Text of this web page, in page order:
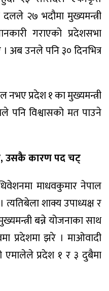
२७ भदौमा मुख्यमन्त्री
गराएको प्रदेशसभा
उनले पनि ३० दिनभित्र
नभए प्रदेश १ का मुख्यमन्त्री
पनि विश्वासको मत पाउने
उसकै कारण पद चट्
माधवकुमार नेपाल
शाक्य उपाध्यक्ष र
बन्ने योजनाका साथ
प्रदेशमा झरे । माओवादी
प्रदेश १ र ३ दुबैमा